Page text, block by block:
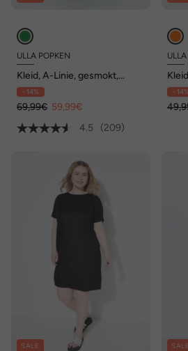
ULLA POPKEN
Kleid, A-Linie, gesmokt,
Carré-Ausschnitt, Halbarm
- 14%
69,99€ 59,99€
4.5
(209)
V-- 14%
SALE SALE